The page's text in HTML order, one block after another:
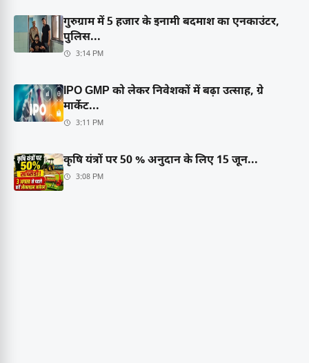
गुरुग्राम में 5 हजार के इनामी बदमाश का एनकाउंटर,
पुलिस...
3:14 PM
IPO GMP को लेकर निवेशकों में बढ़ा उत्साह, ग्रे
मार्केट...
3:11 PM
कृषि यंत्रों पर 50 % अनुदान के लिए 15 जून...
3:08 PM